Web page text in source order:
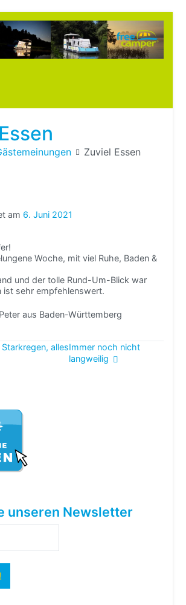
Zuviel Essen
am 6. Juni 2021
Woche, mit viel Ruhe, Baden &
und der tolle Rund-Um-Blick war
ist sehr empfehlenswert.
aus Baden-Württemberg
allesImmer noch nicht
langweilig
unseren Newsletter